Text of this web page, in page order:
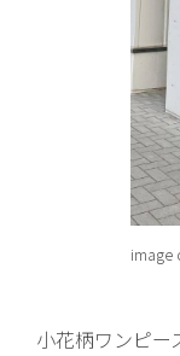
image
小花柄ワンピー